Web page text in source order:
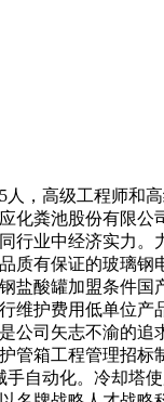
，高级工程师和
化粪池股份有限公
业中经济实力。
质有保证的玻璃钢
盐酸罐加盟条件国
维护费用低单位
公司矢志不渝的追
管箱工程管理招标
自动化。冷却塔